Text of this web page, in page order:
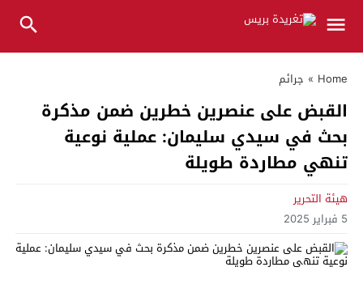
Home
» جرائم
القبض على عنصرين خطرين ضمن مذكرة
بحث في سيدي سليمان: عملية نوعية
تنهي مطاردة طويلة
هيئة التحرير
5 فبراير 2025